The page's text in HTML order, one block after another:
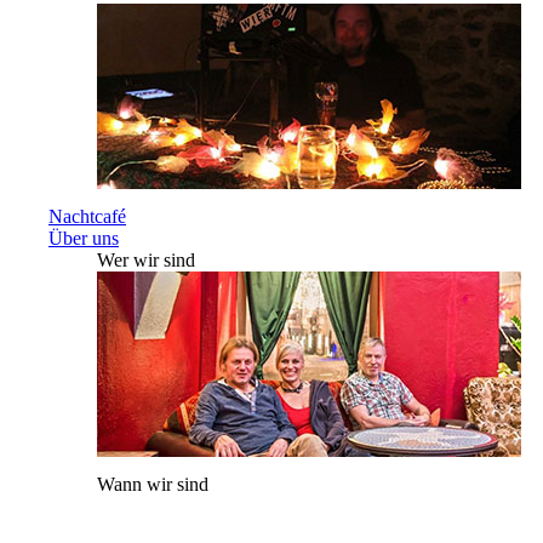
Nachtcafé
Über uns
Wer wir sind
Wann wir sind